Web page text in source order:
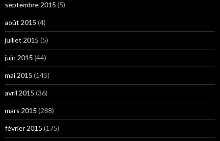
septembre 2015 (5)
août 2015 (4)
juillet 2015 (5)
juin 2015 (44)
mai 2015 (145)
avril 2015 (36)
mars 2015 (288)
février 2015 (175)